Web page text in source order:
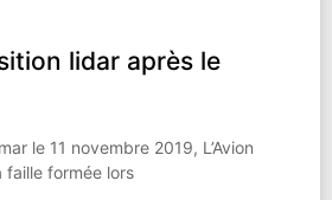
lidar après le
le 11 novembre 2019, L’Avion
formée lors